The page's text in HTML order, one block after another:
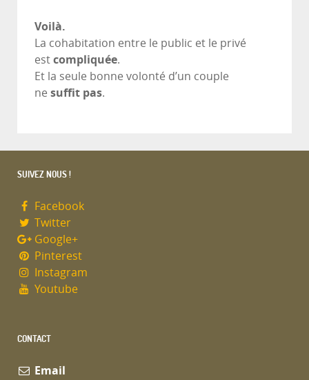
Voilà.
La cohabitation entre le public et le privé
est compliquée.
Et la seule bonne volonté d’un couple
ne suffit pas.
SUIVEZ NOUS !
Facebook
Twitter
Google+
Pinterest
Instagram
Youtube
CONTACT
Email